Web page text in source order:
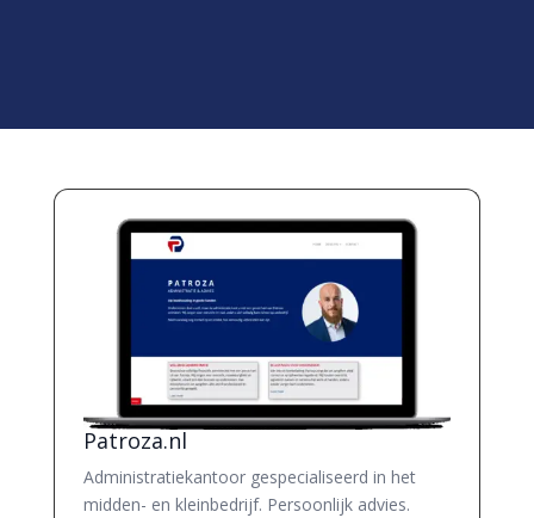
Patroza.nl
Administratiekantoor gespecialiseerd in het
midden- en kleinbedrijf. Persoonlijk advies.